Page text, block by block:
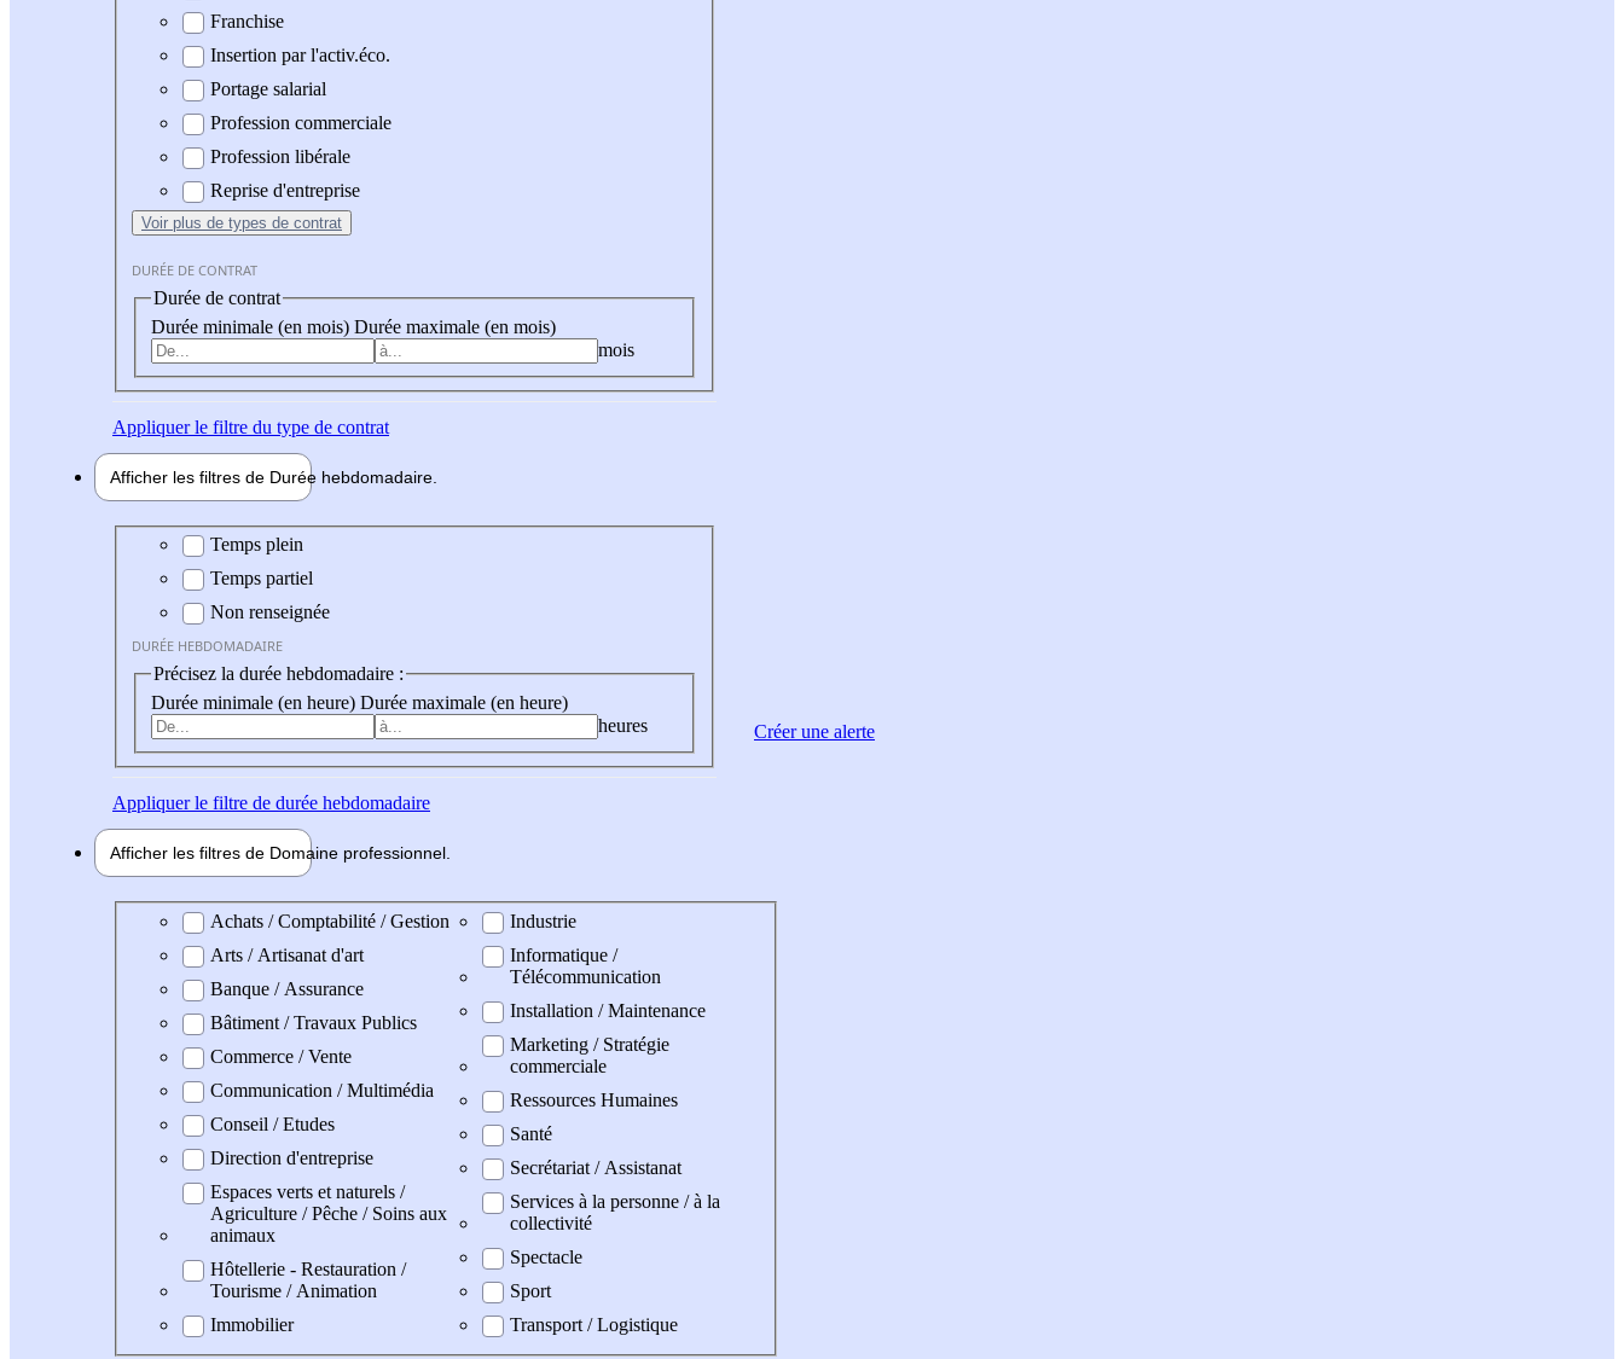
Franchise
Insertion par l'activ.éco.
Portage salarial
Profession commerciale
Profession libérale
Reprise d'entreprise
Voir plus de types de contrat
DURÉE DE CONTRAT
Durée de contrat
Durée minimale (en mois) Durée maximale (en mois)
mois
Appliquerle filtre du type de contrat
Afficher les filtres de Durée hebdomadaire
Durée hebdomadaire
Temps plein
Temps partiel
Non renseignée
DURÉE HEBDOMADAIRE
Précisez la durée hebdomadaire :
Durée minimale (en heure) Durée maximale (en heure)
heures
Appliquerle filtre de durée hebdomadaire
Afficher les filtres de Domaine professionnel
Domaine professionel
Achats / Comptabilité / Gestion
Arts / Artisanat d'art
Banque / Assurance
Bâtiment / Travaux Publics
Commerce / Vente
Communication / Multimédia
Conseil / Etudes
Direction d'entreprise
Espaces verts et naturels /
Agriculture / Pêche / Soins aux
animaux
Hôtellerie - Restauration /
Tourisme / Animation
Immobilier
Industrie
Informatique /
Télécommunication
Installation / Maintenance
Marketing / Stratégie
commerciale
Ressources Humaines
Santé
Secrétariat / Assistanat
Services à la personne / à la
collectivité
Spectacle
Sport
Transport / Logistique
Créer une alerte